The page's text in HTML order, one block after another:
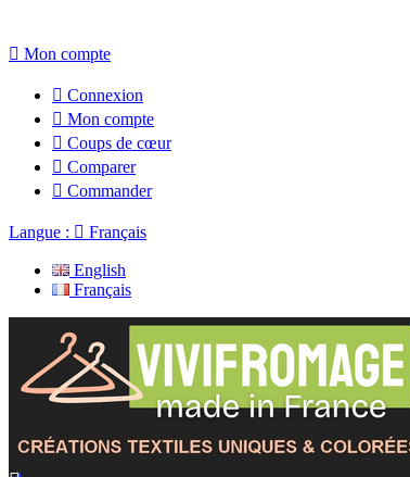
 Mon compte
 Connexion
 Mon compte
 Coups de cœur
 Comparer
 Commander
Langue :  Français
English
Français